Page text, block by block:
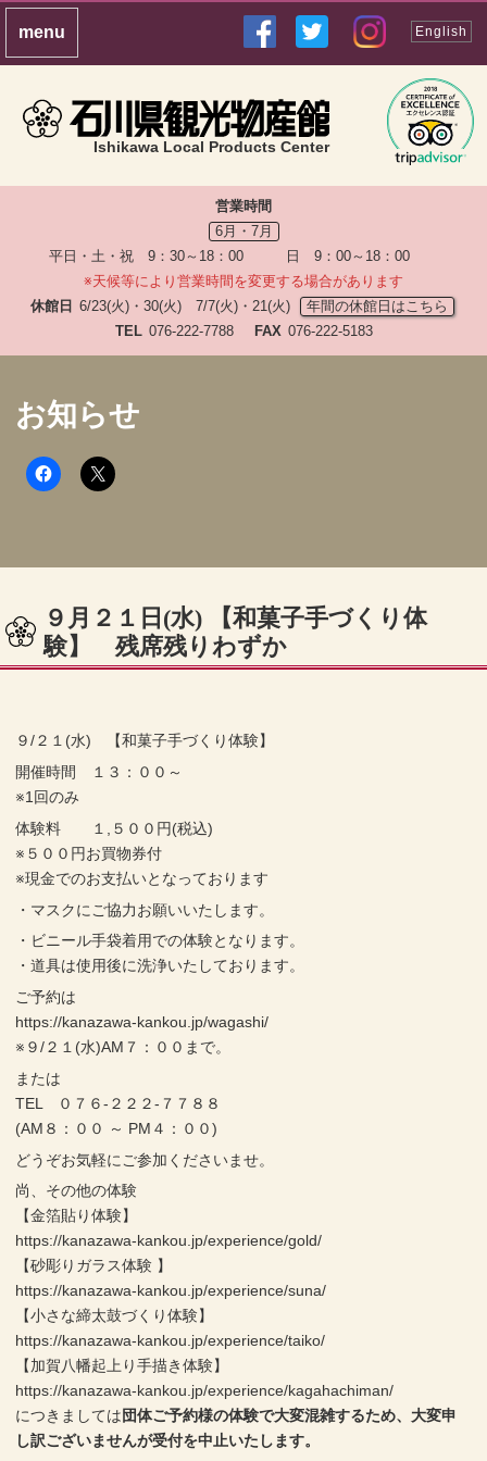
Ishikawa Local Products Center
English
営業時間
6月・7月
平日・土・祝 9：30～18：00 日 9：00～18：00
※天候等により営業時間を変更する場合があります
休館日 6/23(火)・30(火) 7/7(火)・21(火)
年間の休館日はこちら
TEL 076-222-7788 FAX 076-222-5183
お知らせ
９月２１日(水) 【和菓子手づくり体
験】 残席残りわずか
９/２１(水) 【和菓子手づくり体験】
開催時間 １３：００～
※1回のみ
体験料 １,５００円(税込)
※５００円お買物券付
※現金でのお支払いとなっております
・マスクにご協力お願いいたします。
・ビニール手袋着用での体験となります。
・道具は使用後に洗浄いたしております。
ご予約は
https://kanazawa-kankou.jp/wagashi/
※９/２１(水)AM７：００まで。
または
TEL ０７６-２２２-７７８８
(AM８：００ ～ PM４：００)
どうぞお気軽にご参加くださいませ。
尚、その他の体験
【金箔貼り体験】
https://kanazawa-kankou.jp/experience/gold/
【砂彫りガラス体験 】
https://kanazawa-kankou.jp/experience/suna/
【小さな締太鼓づくり体験】
https://kanazawa-kankou.jp/experience/taiko/
【加賀八幡起上り手描き体験】
https://kanazawa-kankou.jp/experience/kagahachiman/
につきましては団体ご予約様の体験で大変混雑するため、大変申
し訳ございませんが受付を中止いたします。